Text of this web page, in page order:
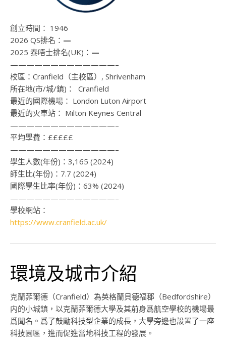
創立時間： 1946
2026 QS排名： —
2025 泰唔士排名(UK)： —
—————————————–
校區： Cranfield（主校區）, Shrivenham
所在地(市/城/鎮)：
Cranfield
最近的國際機場： London Luton Airport
最近的火車站： Milton Keynes Central
—————————————–
平均學費： £££££
—————————————–
學生人數(年份)： 3,165 (2024)
師生比(年份)： 7.7 (2024)
國際學生比率(年份)： 63% (2024)
—————————————–
學校網站：
https://www.cranfield.ac.uk/
環境及城市介紹
克蘭菲爾德（Cranfield）為英格蘭貝德福郡（Bedfordshire）
内的小城鎮，以克蘭菲爾德大學及其前身爲航空學校的機場最
爲聞名。爲了鼓勵科技型企業的成長，大學旁邊也設置了一座
科技園區，進而促進當地科技工程的發展。